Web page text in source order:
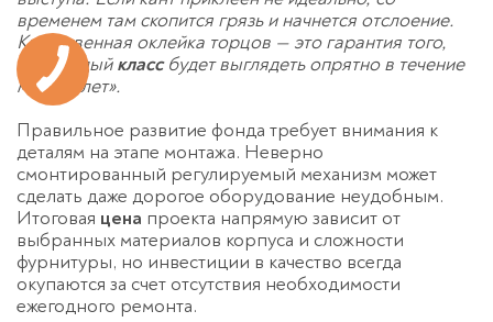
временем там скопится грязь и начнется отслоение.
Качественная оклейка торцов — это гарантия того,
что каждыйклассбудет выглядеть опрятно в течение
многих лет».
Правильное развитие фонда требует внимания к
деталям на этапе монтажа. Неверно
смонтированный регулируемый механизм может
сделать даже дорогое оборудование неудобным.
Итоговая цена проекта напрямую зависит от
выбранных материалов корпуса и сложности
фурнитуры, но инвестиции в качество всегда
окупаются за счет отсутствия необходимости
ежегодного ремонта.